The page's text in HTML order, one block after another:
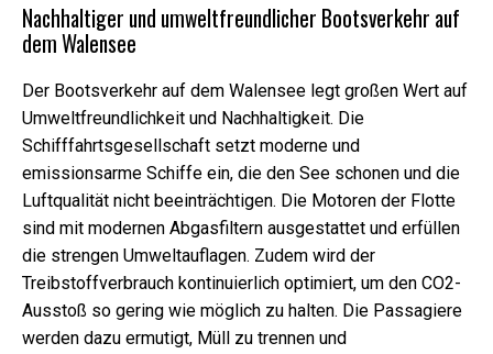
Nachhaltiger und umweltfreundlicher Bootsverkehr auf
dem Walensee
Der Bootsverkehr auf dem Walensee legt großen Wert auf
Umweltfreundlichkeit und Nachhaltigkeit. Die
Schifffahrtsgesellschaft setzt moderne und
emissionsarme Schiffe ein, die den See schonen und die
Luftqualität nicht beeinträchtigen. Die Motoren der Flotte
sind mit modernen Abgasfiltern ausgestattet und erfüllen
die strengen Umweltauflagen. Zudem wird der
Treibstoffverbrauch kontinuierlich optimiert, um den CO2-
Ausstoß so gering wie möglich zu halten. Die Passagiere
werden dazu ermutigt, Müll zu trennen und
Indem Sie Ihre
beim Besuch
unserer
Website
mitteilen,
erhöhen Sie
die Chance,
personalisierte
Inhalte und
Angebote zu
sehen.